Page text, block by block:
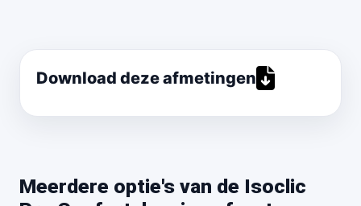
Download deze afmetingen
Meerdere optie's van de Isoclic